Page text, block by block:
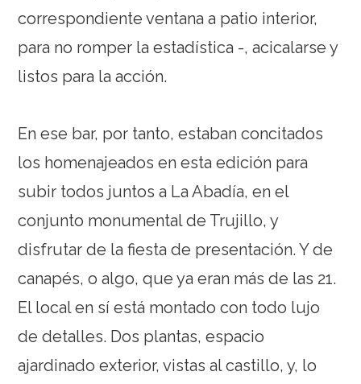
correspondiente ventana a patio interior,
para no romper la estadística -, acicalarse y
listos para la acción.
En ese bar, por tanto, estaban concitados
los homenajeados en esta edición para
subir todos juntos a La Abadía, en el
conjunto monumental de Trujillo, y
disfrutar de la fiesta de presentación. Y de
canapés, o algo, que ya eran más de las 21.
El local en sí está montado con todo lujo
de detalles. Dos plantas, espacio
ajardinado exterior, vistas al castillo, y, lo